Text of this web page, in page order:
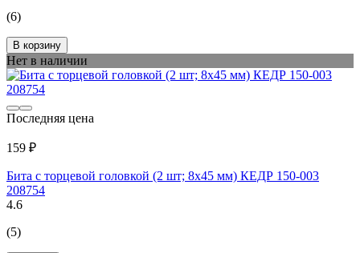
(6)
В корзину
Нет в наличии
Последняя цена
159 ₽
Бита с торцевой головкой (2 шт; 8х45 мм) КЕДР 150-003
208754
4.6
(5)